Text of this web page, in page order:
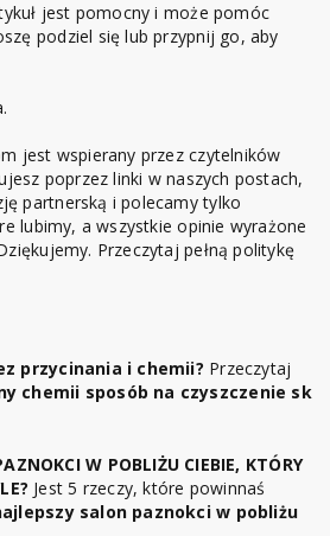
jest pomocny i może pomóc
podziel się lub przypnij go, aby
jest wspierany przez czytelników
poprzez linki w naszych postach,
partnerską i polecamy tylko
lubimy, a wszystkie opinie wyrażone
Przeczytaj pełną politykę
przycinania i chemii? Przeczytaj
chemii sposób na czyszczenie sk
W POBLIŻU CIEBIE, KTÓRY
Jest 5 rzeczy, które powinnaś
salon paznokci w pobliżu